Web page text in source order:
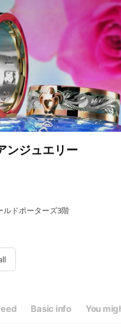
ンジュエリー
ルドポーターズ3階
Basic info You